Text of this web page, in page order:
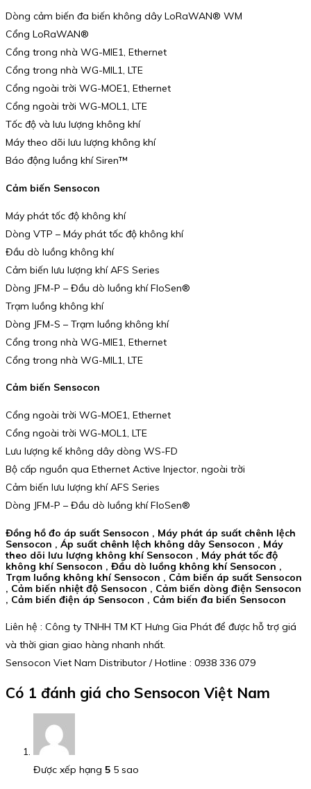
Dòng cảm biến đa biến không dây LoRaWAN® WM
Cổng LoRaWAN®
Cổng trong nhà WG-MIE1, Ethernet
Cổng trong nhà WG-MIL1, LTE
Cổng ngoài trời WG-MOE1, Ethernet
Cổng ngoài trời WG-MOL1, LTE
Tốc độ và lưu lượng không khí
Máy theo dõi lưu lượng không khí
Báo động luồng khí Siren™
Cảm biến Sensocon
Máy phát tốc độ không khí
Dòng VTP – Máy phát tốc độ không khí
Đầu dò luồng không khí
Cảm biến lưu lượng khí AFS Series
Dòng JFM-P – Đầu dò luồng khí FloSen®
Trạm luồng không khí
Dòng JFM-S – Trạm luồng không khí
Cổng trong nhà WG-MIE1, Ethernet
Cổng trong nhà WG-MIL1, LTE
Cảm biến Sensocon
Cổng ngoài trời WG-MOE1, Ethernet
Cổng ngoài trời WG-MOL1, LTE
Lưu lượng kế không dây dòng WS-FD
Bộ cấp nguồn qua Ethernet Active Injector, ngoài trời
Cảm biến lưu lượng khí AFS Series
Dòng JFM-P – Đầu dò luồng khí FloSen®
Đồng hồ đo áp suất Sensocon , Máy phát áp suất chênh lệch
Sensocon , Áp suất chênh lệch không dây Sensocon , Máy
theo dõi lưu lượng không khí Sensocon , Máy phát tốc độ
không khí Sensocon , Đầu dò luồng không khí Sensocon ,
Trạm luồng không khí Sensocon , Cảm biến áp suất Sensocon
, Cảm biến nhiệt độ Sensocon , Cảm biến dòng điện Sensocon
, Cảm biến điện áp Sensocon , Cảm biến đa biến Sensocon
Liên hệ : Công ty TNHH TM KT Hưng Gia Phát để được hỗ trợ giá
và thời gian giao hàng nhanh nhất.
Sensocon Viet Nam Distributor / Hotline : 0938 336 079
Có 1 đánh giá cho Sensocon Việt Nam
Được xếp hạng 5 5 sao